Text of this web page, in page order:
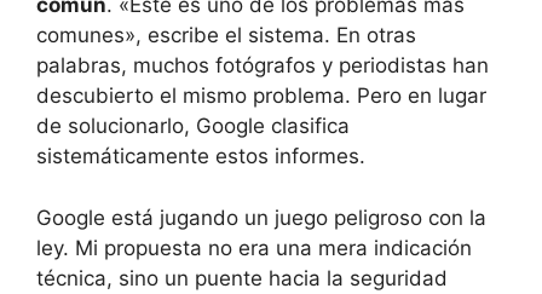
común. «Este es uno de los problemas más
comunes», escribe el sistema. En otras
palabras, muchos fotógrafos y periodistas han
descubierto el mismo problema. Pero en lugar
de solucionarlo, Google clasifica
sistemáticamente estos informes.
Google está jugando un juego peligroso con la
ley. Mi propuesta no era una mera indicación
técnica, sino un puente hacia la seguridad